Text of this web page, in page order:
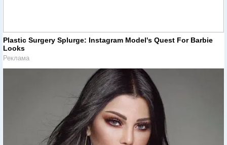
Plastic Surgery Splurge: Instagram Model's Quest For Barbie
Looks
Реклама